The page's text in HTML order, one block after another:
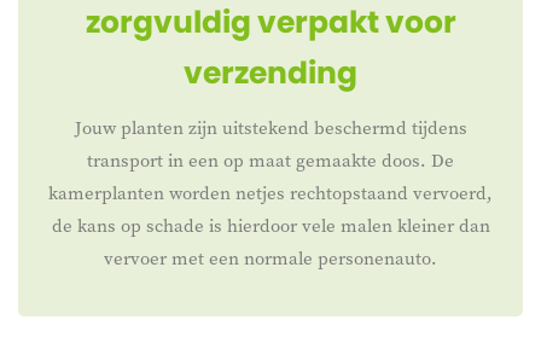
zorgvuldig verpakt voor
verzending
Jouw planten zijn uitstekend beschermd tijdens
transport in een op maat gemaakte doos. De
kamerplanten worden netjes rechtopstaand vervoerd,
de kans op schade is hierdoor vele malen kleiner dan
vervoer met een normale personenauto.